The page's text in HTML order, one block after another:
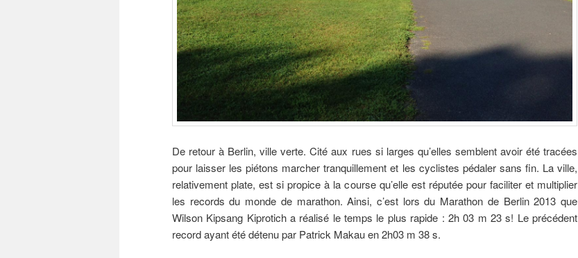
De retour à Berlin, ville verte. Cité aux rues si larges qu’elles semblent avoir été tracées
pour laisser les piétons marcher tranquillement et les cyclistes pédaler sans fin. La ville,
relativement plate, est si propice à la course qu’elle est réputée pour faciliter et multiplier
les records du monde de marathon. Ainsi, c’est lors du Marathon de Berlin 2013 que
Wilson Kipsang Kiprotich a réalisé le temps le plus rapide : 2h 03 m 23 s! Le précédent
record ayant été détenu par Patrick Makau en 2h03 m 38 s.